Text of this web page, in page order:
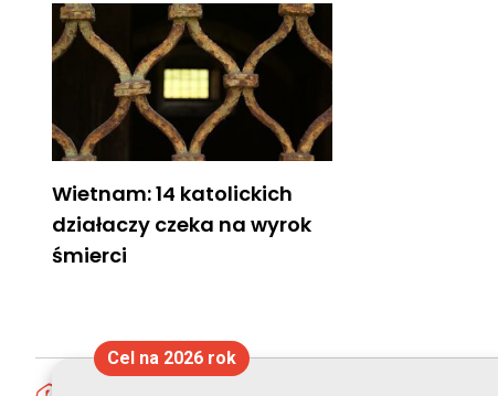
Wietnam: 14 katolickich
działaczy czeka na wyrok
śmierci
Cel na 2026 rok